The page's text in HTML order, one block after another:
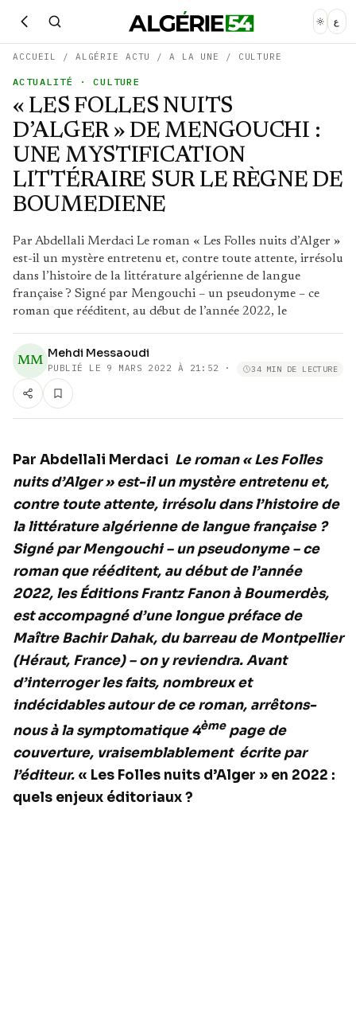
ع
ACCUEIL / ALGÉRIE ACTU /A LA UNE / CULTURE
ACTUALITÉ · CULTURE
« LES FOLLES NUITS
D’ALGER » DE MENGOUCHI :
UNE MYSTIFICATION
LITTÉRAIRE SUR LE RÈGNE DE
BOUMEDIENE
Par Abdellali Merdaci Le roman « Les Folles nuits d’Alger »
est-il un mystère entretenu et, contre toute attente, irrésolu
dans l’histoire de la littérature algérienne de langue
française ? Signé par Mengouchi – un pseudonyme – ce
roman que rééditent, au début de l’année 2022, le
MM
Mehdi Messaoudi
PUBLIÉ LE 9 MARS 2022 À 21:52 · 34 MIN DE LECTURE
Par Abdellali Merdaci Le roman « Les Folles
nuits d’Alger » est-il un mystère entretenu et,
contre toute attente, irrésolu dans l’histoire de
la littérature algérienne de langue française ?
Signé par Mengouchi – un pseudonyme – ce
roman que rééditent, au début de l’année
2022, les Éditions Frantz Fanon à Boumerdès,
est accompagné d’une longue préface de
Maître Bachir Dahak, du barreau de Montpellier
(Héraut, France) – on y reviendra. Avant
d’interroger les faits, nombreux et
indécidables autour de ce roman, arrêtons-
nous à la symptomatique 4èmepage de
couverture, vraisemblablement écrite par
l’éditeur. « Les Folles nuits d’Alger » en 2022 :
quels enjeux éditoriaux ?